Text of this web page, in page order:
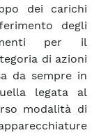
dei carichi
degli
per il
di azioni
da sempre in
legata al
modalità di